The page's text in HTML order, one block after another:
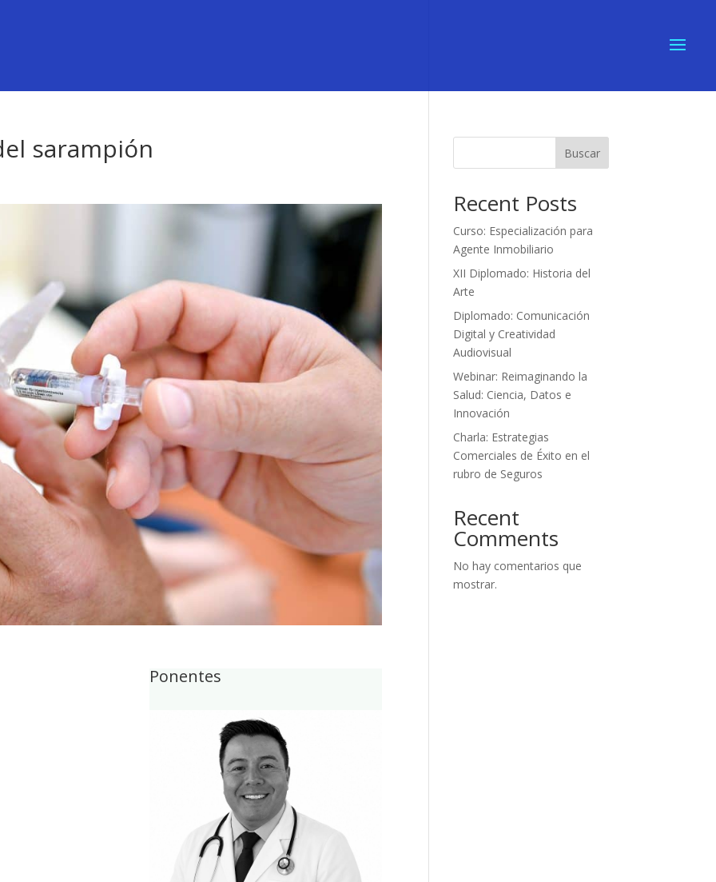
sarampión
Ponentes
Buscar
Recent Posts
Curso: Especialización para
Agente Inmobiliario
XII Diplomado: Historia del
Arte
Diplomado: Comunicación
Digital y Creatividad
Audiovisual
Webinar: Reimaginando la
Salud: Ciencia, Datos e
Innovación
Charla: Estrategias
Comerciales de Éxito en el
rubro de Seguros
Recent
Comments
No hay comentarios que
mostrar.